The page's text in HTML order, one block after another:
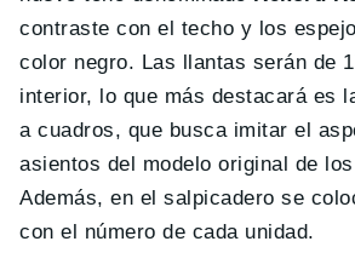
contraste con el techo y los
color negro. Las llantas serán de
interior, lo que más destacará es
a cuadros, que busca imitar el
asientos del modelo original de
Además, en el salpicadero se
con el número de cada unidad.